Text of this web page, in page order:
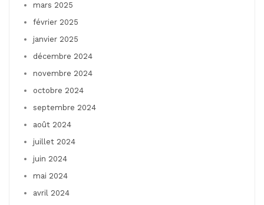
mars 2025
février 2025
janvier 2025
décembre 2024
novembre 2024
octobre 2024
septembre 2024
août 2024
juillet 2024
juin 2024
mai 2024
avril 2024